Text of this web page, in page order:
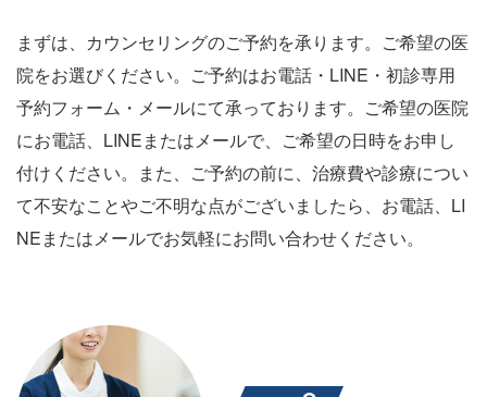
まずは、カウンセリングのご予約を承ります。ご希望の医
院をお選びください。ご予約はお電話・LINE・初診専用
予約フォーム・メールにて承っております。ご希望の医院
にお電話、LINEまたはメールで、ご希望の日時をお申し
付けください。また、ご予約の前に、治療費や診療につい
て不安なことやご不明な点がございましたら、お電話、LI
NEまたはメールでお気軽にお問い合わせください。